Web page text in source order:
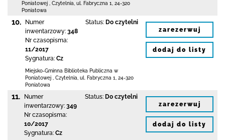
Poniatowej
Czytelnia, ul. Fabryczna 1
24-320
Poniatowa
10.
Numer
inwentarzowy: 348
Nr czasopisma:
11/2017
Sygnatura: Cz
Status: Do czytelni
Miejsko-Gminna Biblioteka Publiczna w
Poniatowej
Czytelnia, ul. Fabryczna 1
24-320
Poniatowa
zarezerwuj
dodaj do listy
11.
Numer
inwentarzowy: 349
Nr czasopisma:
10/2017
Sygnatura: Cz
Status: Do czytelni
zarezerwuj
dodaj do listy